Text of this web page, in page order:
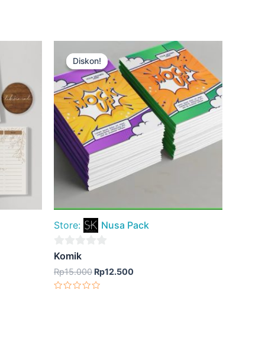
Diskon!
Store: Nusa Pack
0
out
of
Diskon!
Komik
Rp15.000
aslinya
adalah:
Rp15.000.
Rp12.500
Harga
saat
ini
adalah:
Rp12.500.